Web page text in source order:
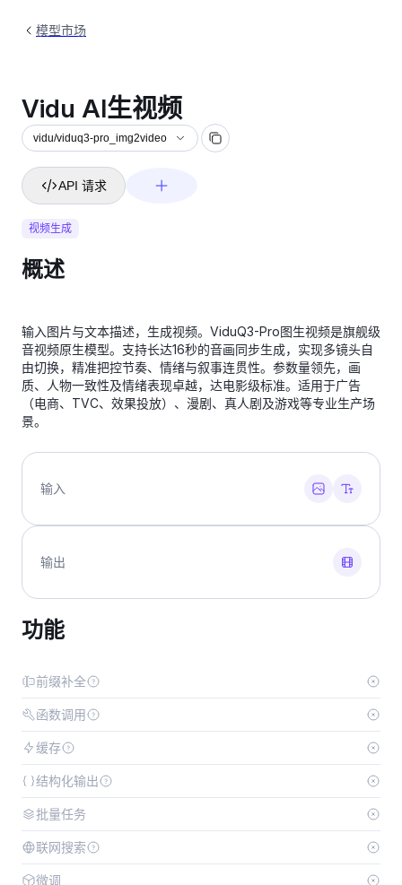
模型市场
Vidu AI生视频
vidu/viduq3-pro_img2video
API 请求
视频生成
概述
输入图片与文本描述，生成视频。ViduQ3-Pro图生视频是旗舰级
音视频原生模型。支持长达16秒的音画同步生成，实现多镜头自
由切换，精准把控节奏、情绪与叙事连贯性。参数量领先，画
质、人物一致性及情绪表现卓越，达电影级标准。适用于广告
（电商、TVC、效果投放）、漫剧、真人剧及游戏等专业生产场
景。
输入
输出
功能
前缀补全
函数调用
缓存
结构化输出
批量任务
联网搜索
微调